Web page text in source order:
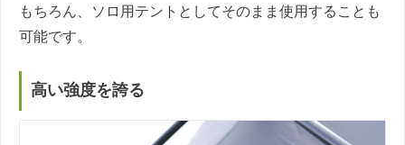
もちろん、ソロ用テントとしてそのまま使用することも
可能です。
高い強度を誇る